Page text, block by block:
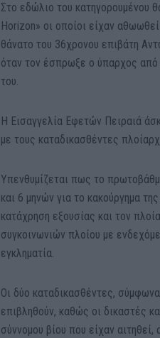
Στο εδώλιο του κατηγορουμένου
Horizon» οι οποίοι είχαν
θάνατο του 36χρονου επιβάτη
όταν τον έσπρωξε ο ύπαρχος από
του.
Η Εισαγγελία Εφετών Πειραιά
με τους καταδικασθέντες
Υπενθυμίζεται πως το
και 6 μηνών για το κακούργημα
κατάχρηση εξουσίας και τον
συγκοινωνιών πλοίου με
εγκληματία.
Οι δύο καταδικασθέντες,
επιβληθούν, καθώς οι δικαστές
σύννομου βίου που είχαν